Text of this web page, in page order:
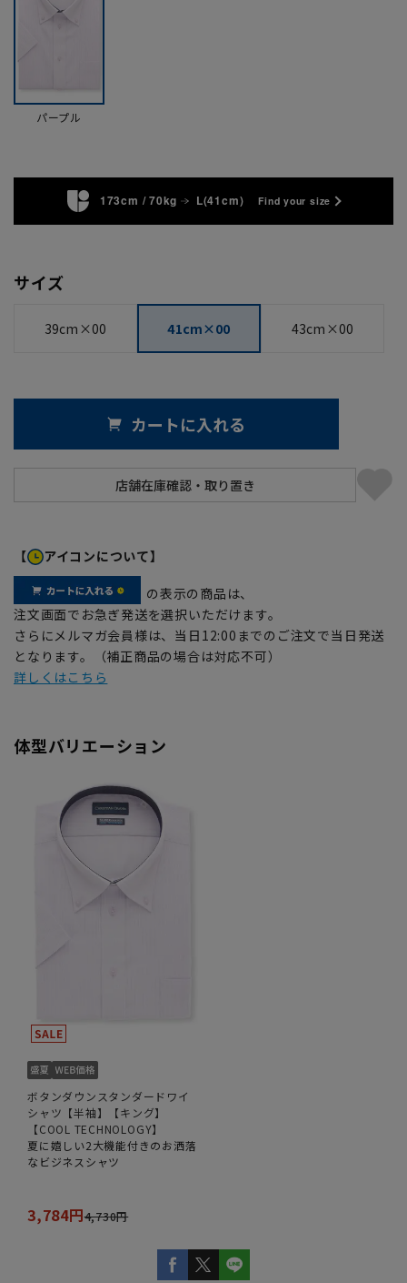
パープル
173cm / 70kg L(41cm) Find your size
サイズ
39cm×00 41cm×00 43cm×00
カートに入れる
【 アイコンについて】
の表示の商品は、
注文画面でお急ぎ発送を選択いただけます。
さらにメルマガ会員様は、当日12:00までのご注文で当日発送
となります。（補正商品の場合は対応不可）
詳しくはこちら
体型バリエーション
ボタンダウンスタンダードワイ
シャツ【半袖】【キング】
【COOL TECHNOLOGY】
夏に嬉しい2大機能付きのお洒落
なビジネスシャツ
3,784円4,730円